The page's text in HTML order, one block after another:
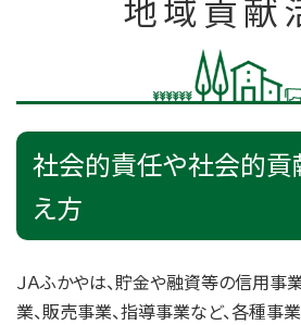
社会的責任や社会的貢
え方
ＪＡふかやは、貯金や融資等の信用事
業、販売事業、指導事業など、各種事